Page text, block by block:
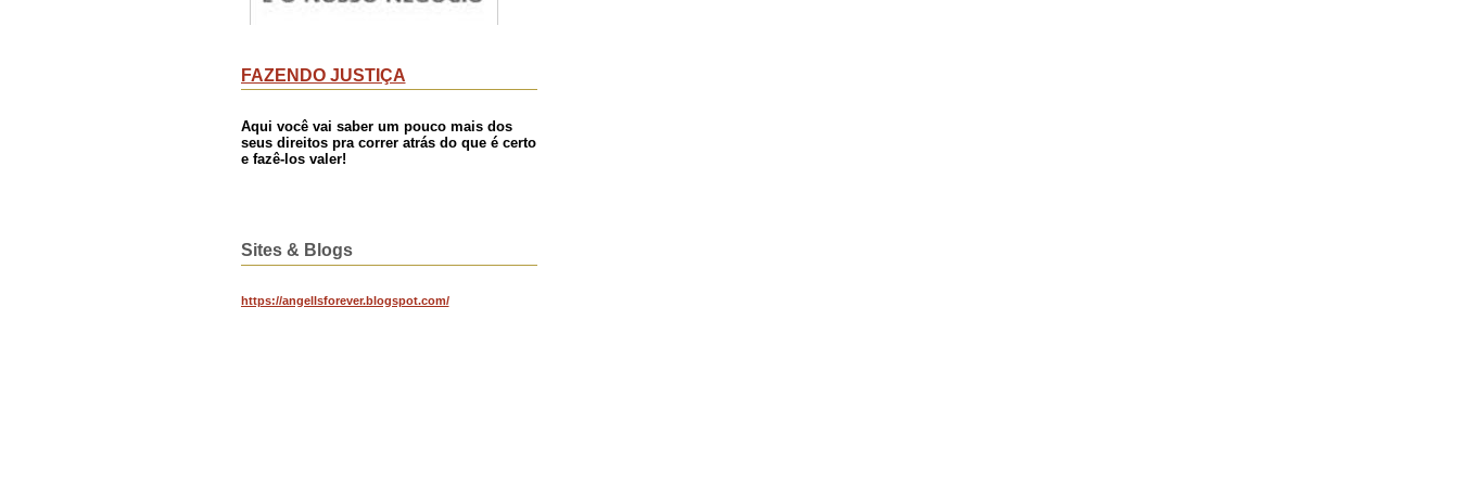
FAZENDO JUSTIÇA
Aqui você vai saber um pouco mais dos
seus direitos pra correr atrás do que é certo
e fazê-los valer!
Sites & Blogs
https://angellsforever.blogspot.com/